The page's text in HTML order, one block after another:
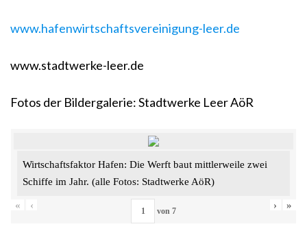
www.hafenwirtschaftsvereinigung-leer.de
www.stadtwerke-leer.de
Fotos der Bildergalerie: Stadtwerke Leer AöR
Wirtschaftsfaktor Hafen: Die Werft baut mittlerweile zwei
Schiffe im Jahr. (alle Fotos: Stadtwerke AöR)
« ‹
von 7
› »